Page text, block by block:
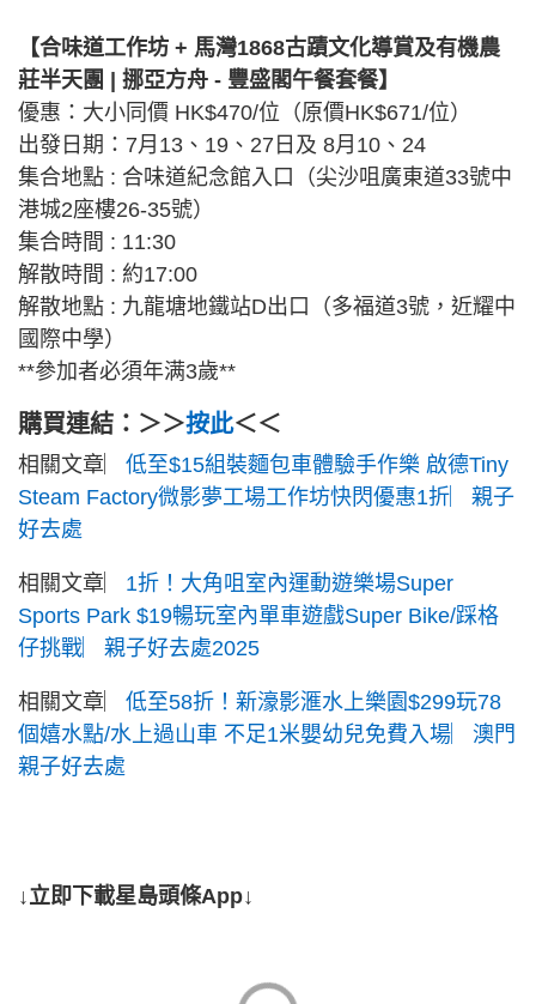
【合味道工作坊 + 馬灣1868古蹟文化導賞及有機農
莊半天團 | 挪亞方舟 - 豐盛閣午餐套餐】
優惠：大小同價 HK$470/位（原價HK$671/位）
出發日期：7月13、19、27日及 8月10、24
集合地點 : 合味道紀念館入口（尖沙咀廣東道33號中
港城2座樓26-35號）
集合時間 : 11:30
解散時間 : 約17:00
解散地點 : 九龍塘地鐵站D出口（多福道3號，近耀中
國際中學）
**參加者必須年满3歲**
購買連結：＞＞按此＜＜
相關文章︳ 低至$15組裝麵包車體驗手作樂 啟德Tiny
Steam Factory微影夢工場工作坊快閃優惠1折︳親子
好去處
相關文章︳ 1折！大角咀室內運動遊樂場Super
Sports Park $19暢玩室內單車遊戲Super Bike/踩格
仔挑戰︳親子好去處2025
相關文章︳ 低至58折！新濠影滙水上樂園$299玩78
個嬉水點/水上過山車 不足1米嬰幼兒免費入場︳澳門
親子好去處
↓立即下載星島頭條App↓